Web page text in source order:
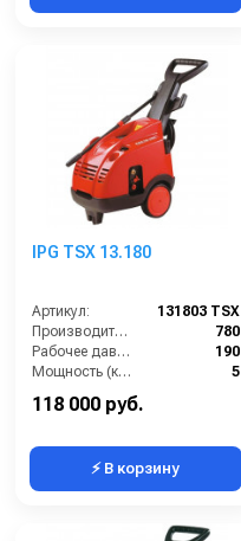
IPG TSX 13.180
Артикул:
131803 TSX
Производительность (л/ч):
780
Рабочее давление (бар):
190
Мощность (кВт):
5
118 000 руб.
⚡ В корзину